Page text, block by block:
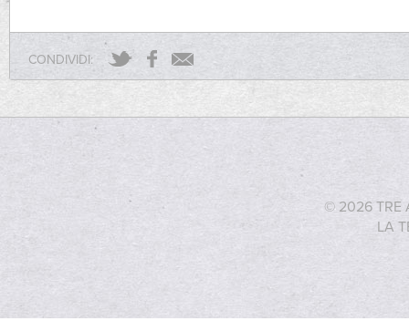
CONDIVIDI:
© 2026 TRE
LA